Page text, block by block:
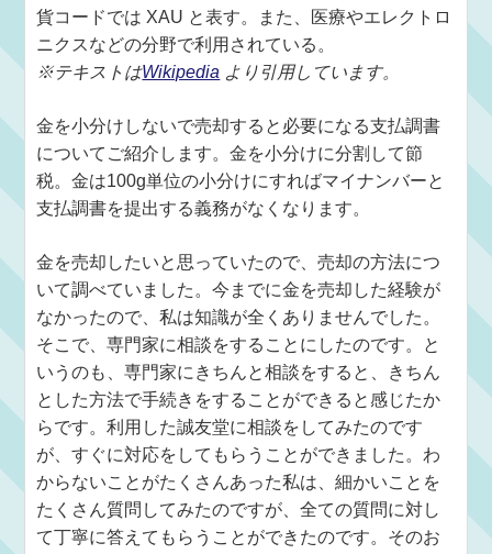
貨コードでは XAU と表す。また、医療やエレクトロ
ニクスなどの分野で利用されている。
※テキストはWikipedia より引用しています。
金を小分けしないで売却すると必要になる支払調書
についてご紹介します。金を小分けに分割して節
税。金は100g単位の小分けにすればマイナンバーと
支払調書を提出する義務がなくなります。
金を売却したいと思っていたので、売却の方法につ
いて調べていました。今までに金を売却した経験が
なかったので、私は知識が全くありませんでした。
そこで、専門家に相談をすることにしたのです。と
いうのも、専門家にきちんと相談をすると、きちん
とした方法で手続きをすることができると感じたか
らです。利用した誠友堂に相談をしてみたのです
が、すぐに対応をしてもらうことができました。わ
からないことがたくさんあった私は、細かいことを
たくさん質問してみたのですが、全ての質問に対し
て丁寧に答えてもらうことができたのです。そのお